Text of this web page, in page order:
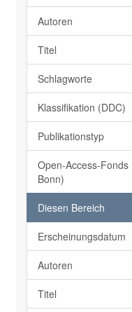
Autoren
Titel
Schlagworte
Klassifikation (DDC)
Publikationstyp
Open-Access-Fonds
Bonn)
Diesen Bereich
Erscheinungsdatum
Autoren
Titel